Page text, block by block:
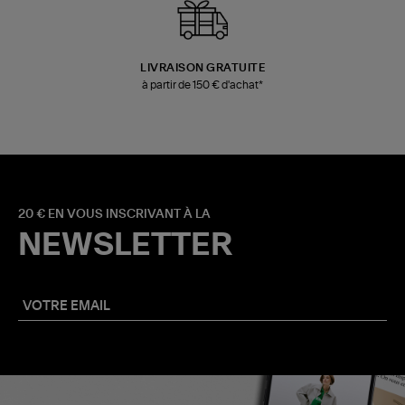
LIVRAISON GRATUITE
à partir de 150 € d'achat*
20 € EN VOUS INSCRIVANT À LA
NEWSLETTER